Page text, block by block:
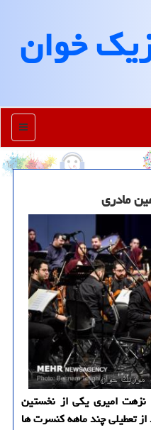
خوان
منو
مادری
امیری یکی از نخستین
تعطیلی چند ماهه کنسرت ها